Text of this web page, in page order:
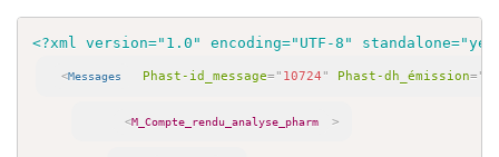
<?xml version="1.0" encoding="UTF-8"
<Messages Phast-id_message= " 10724 " Phast-dh_émission= "
<M_Compte_rendu_analyse_pharm >